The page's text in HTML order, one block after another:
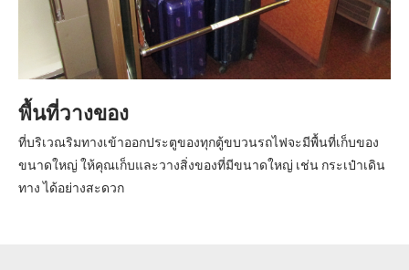
พื้นที่วางของ
ที่บริเวณริมทางเข้าออกประตูของทุกตู้ขบวนรถไฟจะมีพื้นที่เก็บของ
ขนาดใหญ่ ให้คุณเก็บและวางสิ่งของที่มีขนาดใหญ่ เช่น กระเป๋าเดิน
ทาง ได้อย่างสะดวก